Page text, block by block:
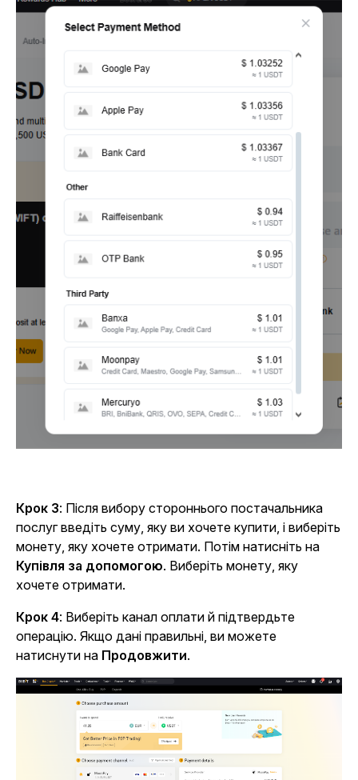
Крок 3: Після вибору стороннього постачальника
послуг введіть суму, яку ви хочете купити, і виберіть
монету, яку хочете отримати. Потім натисніть на
Купівля за допомогою. Виберіть монету, яку
хочете отримати.
Крок 4: Виберіть канал оплати й підтвердьте
операцію. Якщо дані правильні, ви можете
натиснути на Продовжити.